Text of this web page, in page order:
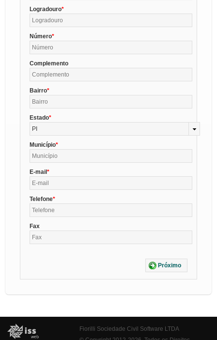
Logradouro
Número
Complemento
Bairro
Estado
PI
Município
E-mail
Telefone
Fax
Próximo
Fiorilli Sociedade Civil Software LTDA